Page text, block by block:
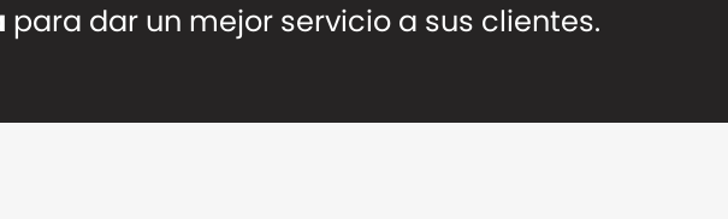
para dar un mejor servicio a sus clientes.